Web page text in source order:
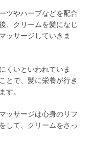
ツやハーブなどを配合
、クリームを髪になじ
ッサージしていきま
くいといわれていま
とで、髪に栄養が行き
す。
ッサージは心身のリフ
して、クリームをさっ